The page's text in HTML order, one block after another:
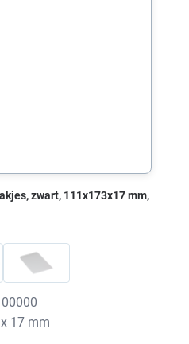
zwart, 111x173x17 mm,
17 mm